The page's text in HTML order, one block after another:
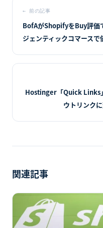
←前の記事
BofAがShopifyをBuy評価
ジェンティックコマース
Hostinger「Quick Links
ウトリンク
関連記事